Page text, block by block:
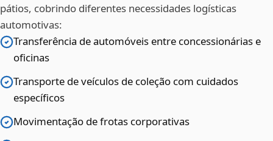
pátios, cobrindo diferentes necessidades logísticas
automotivas:
Transferência de automóveis entre concessionárias e
oficinas
Transporte de veículos de coleção com cuidados
específicos
Movimentação de frotas corporativas